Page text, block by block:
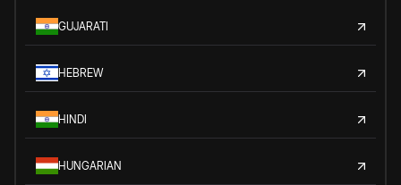
GUJARATI
HEBREW
HINDI
HUNGARIAN